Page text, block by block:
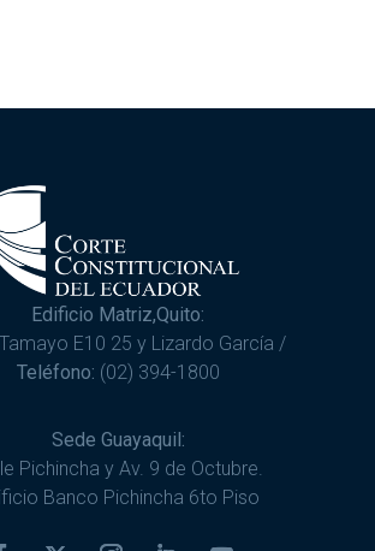
Edificio Matriz,Quito:
E10 25 y Lizardo García /
Teléfono: (02) 394-1800
Sede Guayaquil:
Pichincha y Av. 9 de Octubre.
Banco Pichincha 6to Piso